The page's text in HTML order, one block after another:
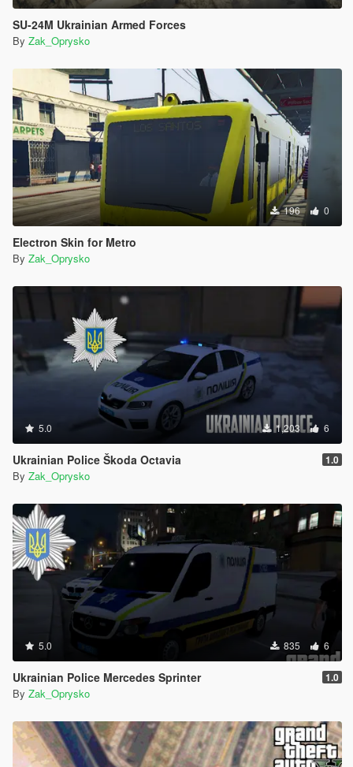
SU-24M Ukrainian Armed Forces
By Zak_Oprysko
196 0
Electron Skin for Metro
By Zak_Oprysko
5.0 1,203 6
Ukrainian Police Škoda Octavia 1.0
By Zak_Oprysko
5.0 835 6
Ukrainian Police Mercedes Sprinter 1.0
By Zak_Oprysko